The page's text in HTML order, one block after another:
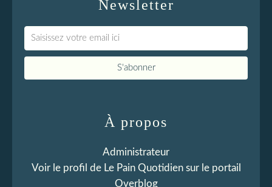
Newsletter
À propos
Administrateur
Voir le profil de Le Pain Quotidiensur le portail
Overblog